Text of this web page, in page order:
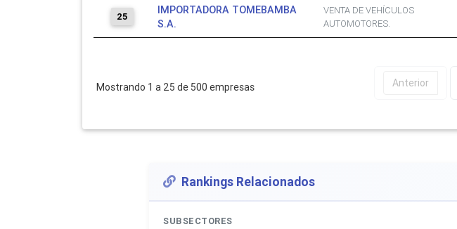
25
IMPORTADORA TOMEBAMBA
S.A.
VENTA DE VEHÍCULOS
AUTOMOTORES.
Mostrando 1 a 25 de 500 empresas Anterior
Rankings Relacionados
SUBSECTORES